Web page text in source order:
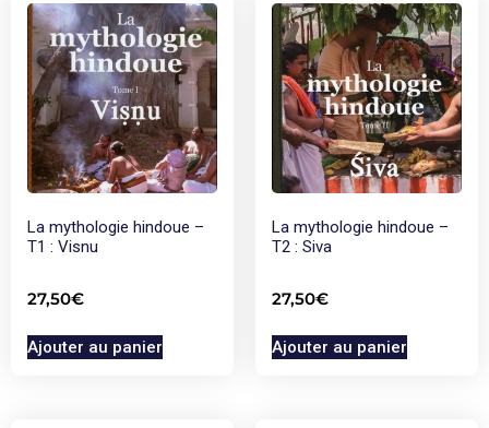
La mythologie hindoue –
T1 : Visnu
27,50€
Ajouter au panier
La mythologie hindoue –
T2 : Siva
27,50€
Ajouter au panier